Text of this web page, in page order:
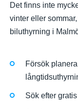
Det finns inte
vinter eller
biluthyrning i
Försök
Sök efter